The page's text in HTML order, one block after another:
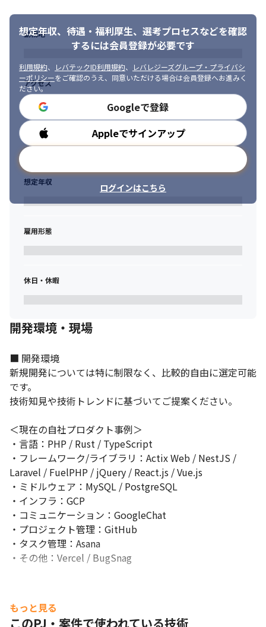
①ビジネス視点を持ったプロダクトの開発・運用ができる
弊社の開発チームは、【ただ良いものを作る！】だけでなく、
点も重視しており、
よりグループ・事業の成長を実感できると思います！
②新規事業や新規プロダクトの開発に携われる
今後もM&Aでさらなる事業拡大も視野にいれているため、
新規事業や新規プロダクトの開発に携わるチャンスもあります！
③グループ会社が30社以上あり（※）、各社領域・フェーズ・課
題も異なるため、
同じ会社にいながらさまざまが開発に挑戦することができ
自身のスキルを高めていける環境です！
④挑戦を尊重する社風のため、さまざまなキャリア形成も可能！
エンジニアからPMや事業開発・事業推進など
会社の変化に伴い様々な視点や経験を身につけていただける環境
です。
た！
※2024年10月時点
に」と新しいことを考え、提案できる方
・プロダクトをよくすることなら何でもやりたい意欲のある方
・専門家と話をすることに臆さない方
・相手のWin（実現したい要望）をよく考慮できる方
・柔軟性がある方
・コミュニケーション力のある方
・自律的な意思決定ができる方
・アカウンタビリティを果たせる方
想定年収、待遇・福利厚生、 選考プロセスなどを確認
するには会員登録が必要です
利用規約、 レバテックID利用規約、
レバレジーズグループ・プライバシ
ーポリシーをご確認のうえ、同意いただける場合は会員登録へお進みく
ださい。
Googleで登録
Appleでサインアップ
ログインはこちら
勤務地
アクセス
勤務時間
想定年収
雇用形態
休日・休暇
開発環境・現場
■ 開発環境
新規開発については特に制限なく、比較的自由に選定可能
です。
技術知見や技術トレンドに基づいてご提案ください。
＜現在の自社プロダクト事例＞
・言語：PHP / Rust / TypeScript
・フレームワーク/ライブラリ：Actix Web / NestJS /
Laravel / FuelPHP / jQuery / React.js / Vue.js
・ミドルウェア：MySQL / PostgreSQL
・インフラ：GCP
・コミュニケーション：GoogleChat
・プロジェクト管理：GitHub
・タスク管理：Asana
・その他：Vercel / BugSnag
もっと見る
このPJ・案件で使われている技術